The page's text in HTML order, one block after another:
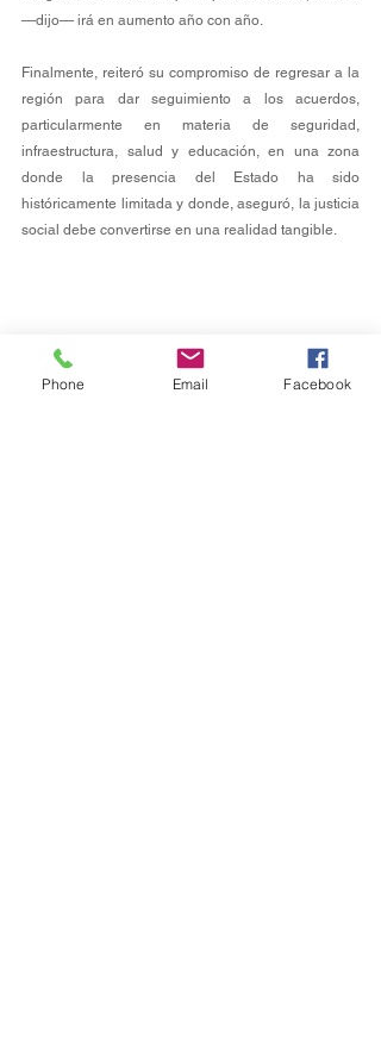
—dijo— irá en aumento año con año.
Finalmente, reiteró su compromiso de regresar a la
región para dar seguimiento a los acuerdos,
particularmente en materia de seguridad,
infraestructura, salud y educación, en una zona
donde la presencia del Estado ha sido
históricamente limitada y donde, aseguró, la justicia
social debe convertirse en una realidad tangible.
Phone Email Facebook